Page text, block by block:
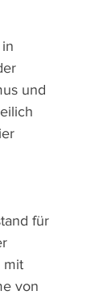
und
für
mit
von